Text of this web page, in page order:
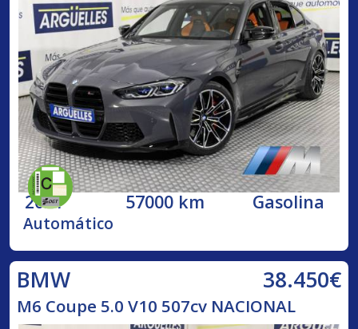
2021 57000 km Gasolina
Automático
BMW 38.450€
M6 Coupe 5.0 V10 507cv NACIONAL